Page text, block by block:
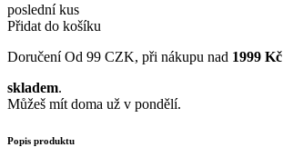
poslední kus
Přidat do košíku
Doručení Od 99 CZK, při nákupu nad 1999 Kč
skladem.
Můžeš mít doma už v pondělí.
Popis produktu